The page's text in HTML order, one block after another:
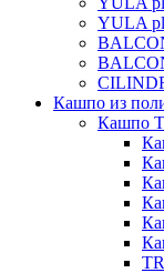
Moda
YULA
Кашпо из
Кашпо